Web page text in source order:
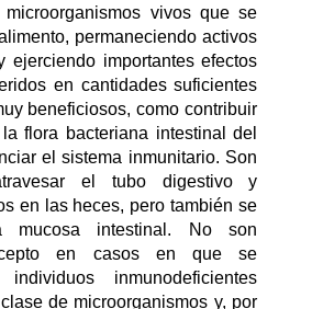
microorganismos vivos que se
permaneciendo activos
ejerciendo importantes efectos
en cantidades suficientes
beneficiosos, como contribuir
flora bacteriana intestinal del
el sistema inmunitario. Son
el tubo digestivo y
en las heces, pero también se
mucosa intestinal. No son
en casos en que se
inmunodeficientes
de microorganismos y, por